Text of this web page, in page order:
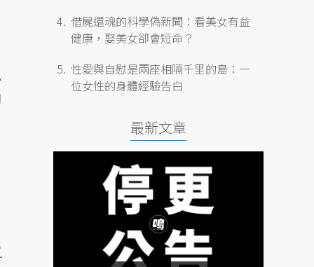
借屍還魂的科學偽新聞：看美女有益
健康，娶美女卻會短命？
性愛與自慰是兩座相隔千里的島：一
位女性的身體經驗告白
最新文章